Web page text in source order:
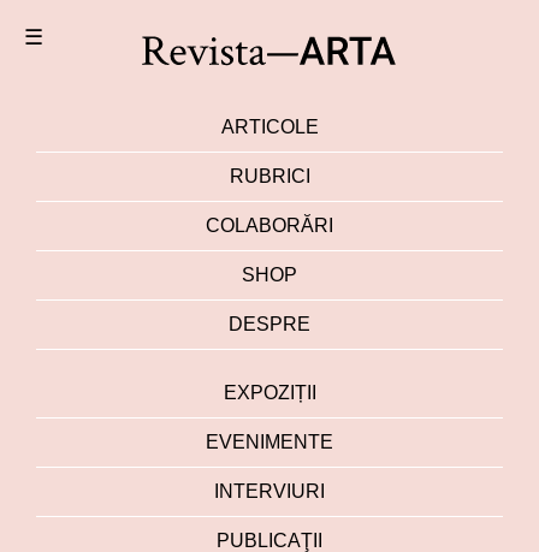
☰
ARTICOLE
RUBRICI
COLABORĂRI
SHOP
DESPRE
EXPOZIȚII
EVENIMENTE
INTERVIURI
PUBLICAŢII